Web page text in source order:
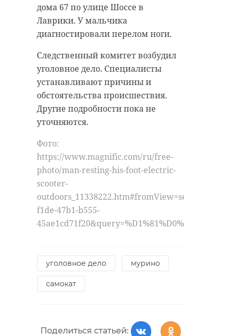
дома 67 по улице Шоссе в
Лаврики. У мальчика
диагностировали перелом ноги.
Следственный комитет возбудил
уголовное дело. Специалисты
устанавливают причины и
обстоятельства происшествия.
Другие подробности пока не
уточняются.
Фото:
https://www.magnific.com/ru/free-
photo/man-resting-his-foot-electric-
scooter-
f1de-47b1-b555-
уголовное дело мурино
самокат
Поделиться статьей: